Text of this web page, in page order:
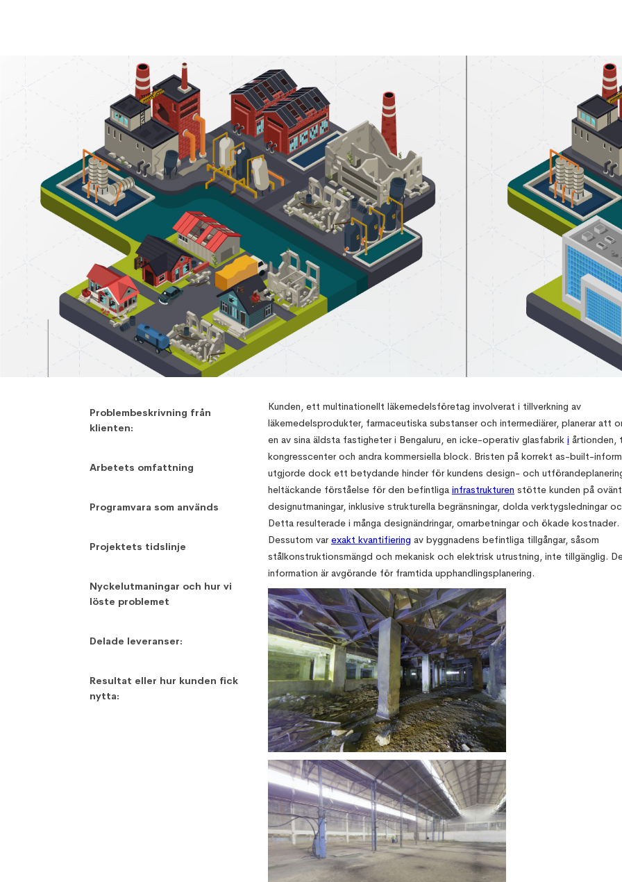
Digital Design Management,
Problembeskrivning från
klienten:
Arbetets omfattning
Programvara som används
Projektets tidslinje
Nyckelutmaningar och hur vi
löste problemet
Delade leveranser:
Resultat eller hur kunden fick
nytta:
Kunden, ett multinationellt läkemedelsföretag involverat i tillverkning av
läkemedelsprodukter, farmaceutiska substanser och intermediärer, planerar att
en av sina äldsta fastigheter i Bengaluru, en icke-operativ glasfabrik i årtionden,
kongresscenter och andra kommersiella block. Bristen på korrekt as-built-
utgjorde dock ett betydande hinder för kundens design- och
heltäckande förståelse för den befintliga infrastrukturen stötte kunden på
designutmaningar, inklusive strukturella begränsningar, dolda verktygsledningar
Detta resulterade i många designändringar, omarbetningar och ökade kostnader.
Dessutom varexakt kvantifiering av byggnadens befintliga tillgångar, såsom
stålkonstruktionsmängd och mekanisk och elektrisk utrustning, inte tillgänglig.
information är avgörande för framtida upphandlingsplanering.